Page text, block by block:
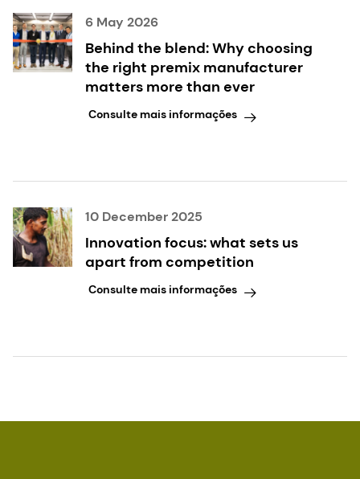
6 May 2026
Behind the blend: Why choosing
the right premix manufacturer
matters more than ever
Consulte mais informações
10 December 2025
Innovation focus: what sets us
apart from competition
Consulte mais informações